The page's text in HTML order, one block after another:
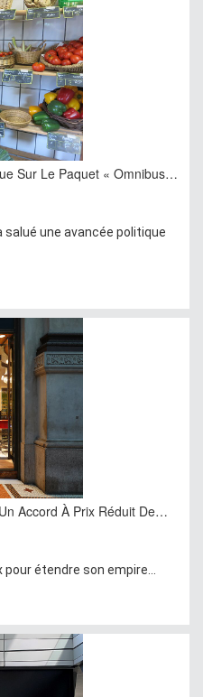
Sur Le Paquet « Omnibus…
salué une avancée politique
Accord À Prix Réduit De…
étendre son empire...